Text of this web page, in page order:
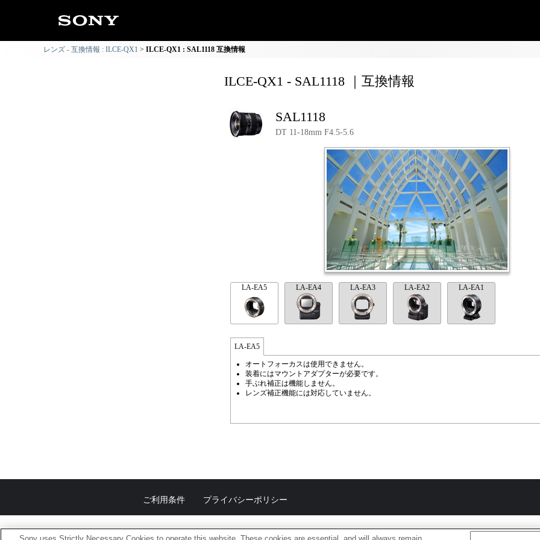
レンズ - 互換情報 : ILCE-QX1 ILCE-QX1 : SAL1118 互換情報
ILCE-QX1 - SAL1118 ｜互換情報
SAL1118
DT 11-18mm F4.5-5.6
LA-EA5 LA-EA4 LA-EA3 LA-EA2 LA-EA1
LA-EA5
オートフォーカスは使用できません。
装着にはマウントアダプターが必要です。
手ぶれ補正は機能しません。
レンズ補正機能には対応していません。
ご利用条件 プライバシーポリシー